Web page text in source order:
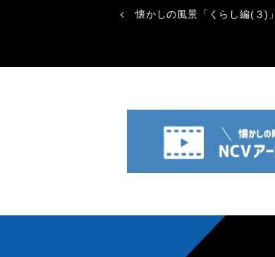
懐かしの風景「くらし編(３)」